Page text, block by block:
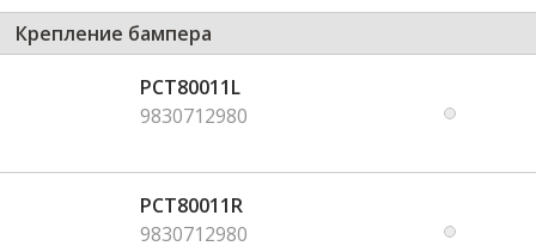
Крепление бампера
PCT80011L
9830712980
PCT80011R
9830712980